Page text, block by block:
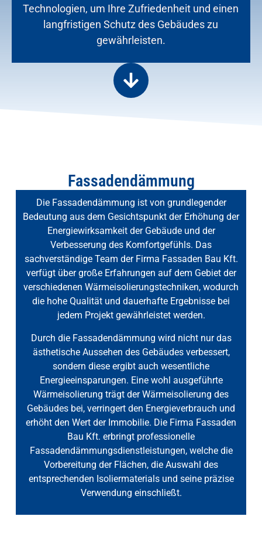
Technologien, um Ihre Zufriedenheit und einen
langfristigen Schutz des Gebäudes zu
gewährleisten.
Fassadendämmung
Die Fassadendämmung ist von grundlegender
Bedeutung aus dem Gesichtspunkt der Erhöhung der
Energiewirksamkeit der Gebäude und der
Verbesserung des Komfortgefühls. Das
sachverständige Team der Firma Fassaden Bau Kft.
verfügt über große Erfahrungen auf dem Gebiet der
verschiedenen Wärmeisolierungstechniken, wodurch
die hohe Qualität und dauerhafte Ergebnisse bei
jedem Projekt gewährleistet werden.
Durch die Fassadendämmung wird nicht nur das
ästhetische Aussehen des Gebäudes verbessert,
sondern diese ergibt auch wesentliche
Energieeinsparungen. Eine wohl ausgeführte
Wärmeisolierung trägt der Wärmeisolierung des
Gebäudes bei, verringert den Energieverbrauch und
erhöht den Wert der Immobilie. Die Firma Fassaden
Bau Kft. erbringt professionelle
Fassadendämmungsdienstleistungen, welche die
Vorbereitung der Flächen, die Auswahl des
entsprechenden Isoliermaterials und seine präzise
Verwendung einschließt.